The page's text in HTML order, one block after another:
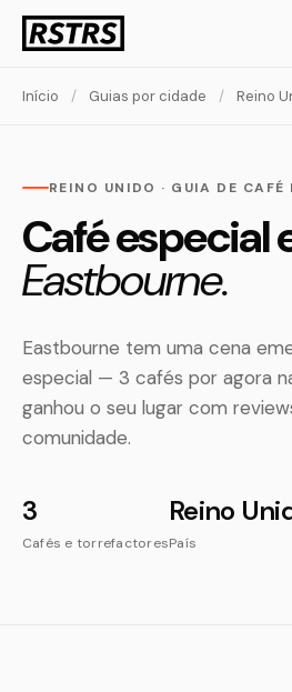
Início / Guias por cidade / Reino
REINO UNIDO · GUIA DE CAFÉ
Café especial
Eastbourne.
Eastbourne tem uma cena
especial — 3 cafés por agora
ganhou o seu lugar com
comunidade.
3
Cafés e torrefactores
Reino
País